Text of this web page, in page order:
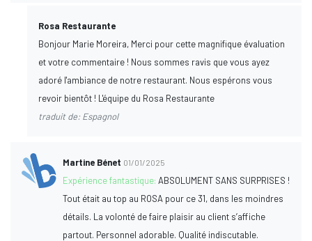
Rosa Restaurante
Bonjour Marie Moreira, Merci pour cette magnifique évaluation
et votre commentaire ! Nous sommes ravis que vous ayez
adoré l'ambiance de notre restaurant. Nous espérons vous
revoir bientôt ! L'équipe du Rosa Restaurante
traduit de: Espagnol
Martine Bénet 01/01/2025
Expérience fantastique:ABSOLUMENT SANS SURPRISES !
Tout était au top au ROSA pour ce 31, dans les moindres
détails. La volonté de faire plaisir au client s’affiche
partout. Personnel adorable. Qualité indiscutable.